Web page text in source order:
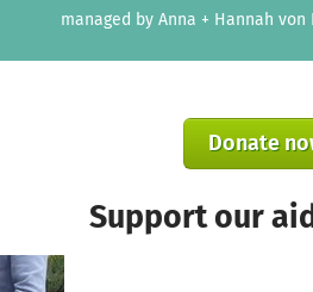
managed by Anna + Hannah von
Donate
Support our